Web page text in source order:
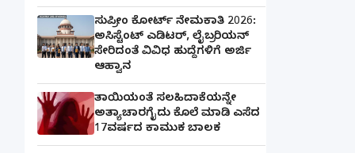
ಸುಪ್ರೀಂ ಕೋರ್ಟ್ ನೇಮಕಾತಿ 2026:
ಅಸಿಸ್ಟೆಂಟ್ ಎಡಿಟರ್, ಲೈಬ್ರರಿಯನ್
ಸೇರಿದಂತೆ ವಿವಿಧ ಹುದ್ದೆಗಳಿಗೆ ಅರ್ಜಿ
ಆಹ್ವಾನ
ತಾಯಿಯಂತೆ ಸಲಹಿದಾಕೆಯನ್ನೇ
ಅತ್ಯಾಚಾರಗೈದು ಕೊಲೆ ಮಾಡಿ ಎಸೆದ
17ವರ್ಷದ ಕಾಮುಕ ಬಾಲಕ